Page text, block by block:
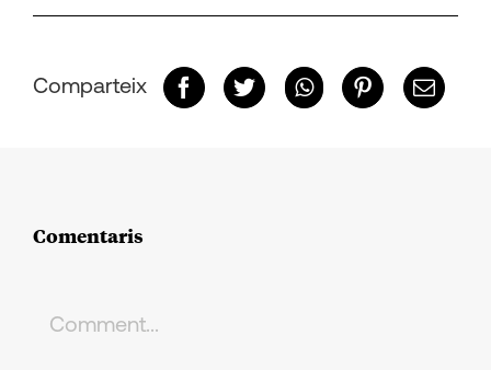
Comparteix
Comentaris
Comment